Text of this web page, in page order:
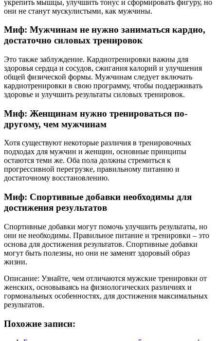
укрепить мышцы, улучшить тонус и сформировать фигуру, но
они не станут мускулистыми, как мужчины.
Миф: Мужчинам не нужно заниматься кардио,
достаточно силовых тренировок
Это также заблуждение. Кардиотренировки важны для
здоровья сердца и сосудов, сжигания калорий и улучшения
общей физической формы. Мужчинам следует включать
кардиотренировки в свою программу, чтобы поддерживать
здоровье и улучшить результаты силовых тренировок.
Миф: Женщинам нужно тренироваться по-
другому, чем мужчинам
Хотя существуют некоторые различия в тренировочных
подходах для мужчин и женщин, основные принципы
остаются теми же. Оба пола должны стремиться к
прогрессивной перегрузке, правильному питанию и
достаточному восстановлению.
Миф: Спортивные добавки необходимы для
достижения результатов
Спортивные добавки могут помочь улучшить результаты, но
они не необходимы. Правильное питание и тренировки – это
основа для достижения результатов. Спортивные добавки
могут быть полезны, но они не заменят здоровый образ
жизни.
Описание: Узнайте, чем отличаются мужские тренировки от
женских, основываясь на физиологических различиях и
гормональных особенностях, для достижения максимальных
результатов.
Похожие записи: